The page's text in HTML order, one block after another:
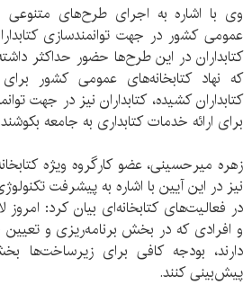
وی با اشاره به اجرای طرح‌های متنوعی
عمومی کشور در جهت توانمندسازی
کتابداران در این طرح‌ها حضور حداکثر
که نهاد کتابخانه‌های عمومی کشور
کتابداران کشیده، کتابداران نیز در جهت
برای ارائه خدمات کتابداری به جامعه
زهره میرحسینی، عضو کارگروه ویژه
نیز در این آیین با اشاره به پیشرفت‌
در فعالیت‌های کتابخانه‌ای بیان کرد:
و افرادی که در بخش برنامه‌ریزی و
دارند، بودجه کافی برای زیرساخت‌ها
پیش‌بینی کنند.